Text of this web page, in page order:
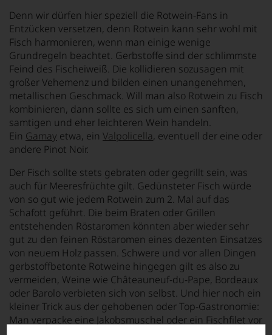
Denn wir dürfen hier speziell die Rotwein-Fans in
Entzücken versetzen, denn Rotwein kann sehr wohl mit
Fisch harmonieren, wenn man einige wenige
Grundregeln beachtet. Gerbstoffe sind der schlimmste
Feind des Fischeiweiß. Die kollidieren sozusagen mit
großer Vehemenz und bilden einen unangenehmen,
metallischen Geschmack. Will man also Rotwein zu Fisch
kombinieren, dann sollte es sich um einen sanften,
samtigen und eher leichteren Wein handeln.
Ein Gamay etwa, ein Valpolicella, eventuell der eine oder
andere Pinot Noir.
Der Fisch sollte stets gebraten oder gegrillt sein, was
auch für Meeresfrüchte gilt. Gedünsteter Fisch würde
von so gut wie jedem Rotwein zum 2. Mal auf das
Schafott geführt. Die beim Braten oder Grillen
entstehenden Röstaromen könnten aber wieder sehr
gut zu den feinen Röstaromen eines dezenten Einsatzes
von neuem Holz passen. Schwere und vor allen Dingen
gerbstoffbetonte Rotweine hingegen gilt es also zu
vermeiden, Weine wie Châteauneuf-du-Pape, Bordeaux
oder Barolo verbieten sich von selbst. Und hier noch ein
kleiner Trick aus der gehobenen oder Top-Gastronomie:
Man verpacke eine Jakobsmuschel oder ein Fischfilet vor